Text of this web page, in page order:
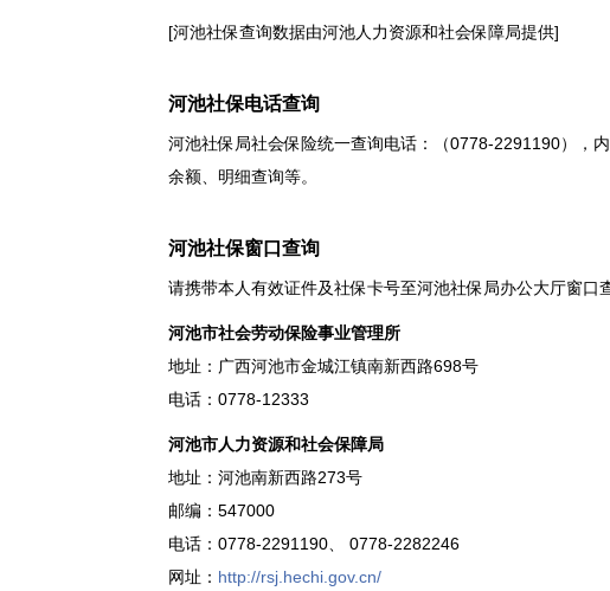
[河池社保查询数据由河池人力资源和社会保障局提供]
河池社保电话查询
河池社保局社会保险统一查询电话：（0778-2291190），
余额、明细查询等。
河池社保窗口查询
请携带本人有效证件及社保卡号至河池社保局办公大厅窗口
河池市社会劳动保险事业管理所
地址：广西河池市金城江镇南新西路698号
电话：0778-12333
河池市人力资源和社会保障局
地址：河池南新西路273号
邮编：547000
电话：0778-2291190、 0778-2282246
网址： http://rsj.hechi.gov.cn/